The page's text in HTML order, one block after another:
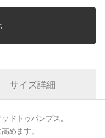
サイズ詳細
ドトゥパンプス。
めます。